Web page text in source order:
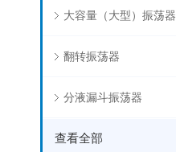
大容量（大型）振荡器
翻转振荡器
分液漏斗振荡器
查看全部